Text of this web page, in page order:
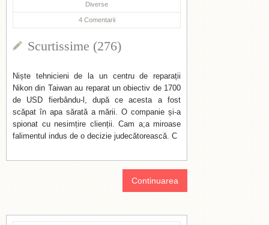
Diverse
4 Comentarii
Scurtissime (276)
Niște tehnicieni de la un centru de reparații
Nikon din Taiwan au reparat un obiectiv de 1700
de USD fierbându-l, după ce acesta a fost
scăpat în apa sărată a mării. O companie și-a
spionat cu nesimțire clienții. Cam a;a miroase
falimentul indus de o decizie judecătorească. C
Continuarea